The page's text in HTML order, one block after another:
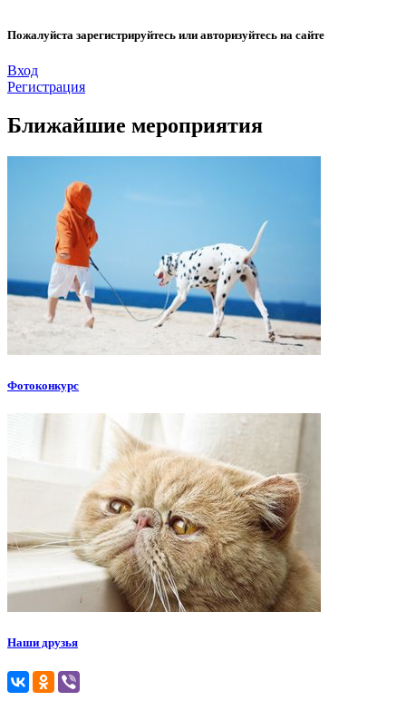
Пожалуйста зарегистрируйтесь или авторизуйтесь на сайте
Вход
Регистрация
Ближайшие мероприятия
Фотоконкурс
Наши друзья